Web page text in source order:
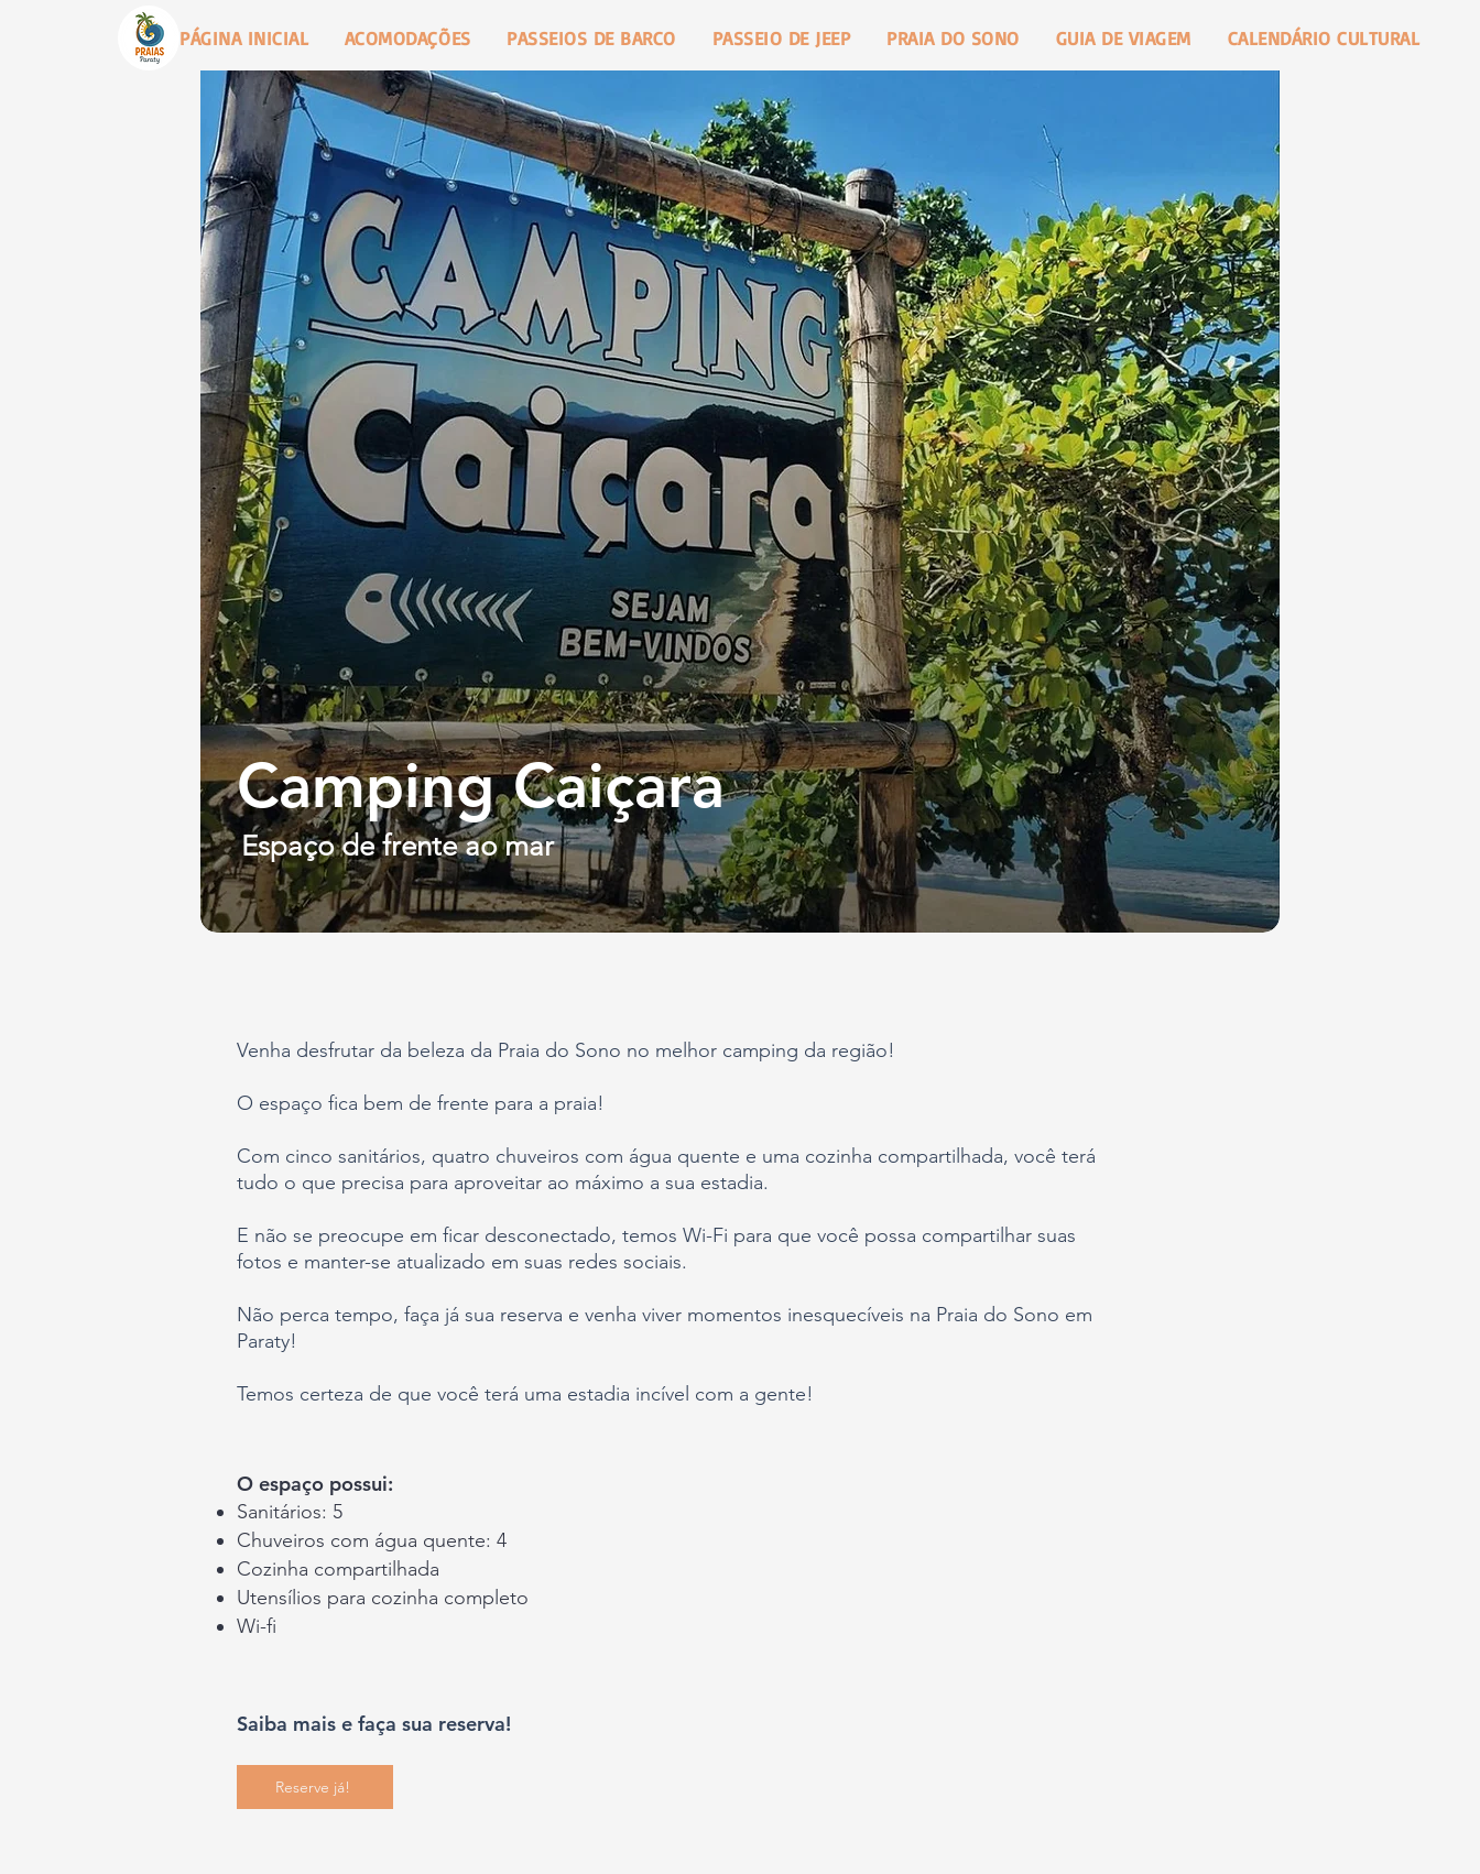
PÁGINA INICIAL ACOMODAÇÕES PASSEIOS DE BARCO PASSEIO DE JEEP PRAIA DO SONO GUIA DE VIAGEM CALENDÁRIO CULTURAL
Camping Caiçara
Espaço de frente ao mar
Venha desfrutar da beleza da Praia do Sono no melhor camping da região!
O espaço fica bem de frente para a praia!
Com cinco sanitários, quatro chuveiros com água quente e uma cozinha compartilhada, você terá
tudo o que precisa para aproveitar ao máximo a sua estadia.
E não se preocupe em ficar desconectado, temos Wi-Fi para que você possa compartilhar suas
fotos e manter-se atualizado em suas redes sociais.
Não perca tempo, faça já sua reserva e venha viver momentos inesquecíveis na Praia do Sono em
Paraty!
Temos certeza de que você terá uma estadia incível com a gente!
O espaço possui:
Sanitários: 5
Chuveiros com água quente: 4
Cozinha compartilhada
Utensílios para cozinha completo
Wi-fi
Saiba mais e faça sua reserva!
Reserve já!